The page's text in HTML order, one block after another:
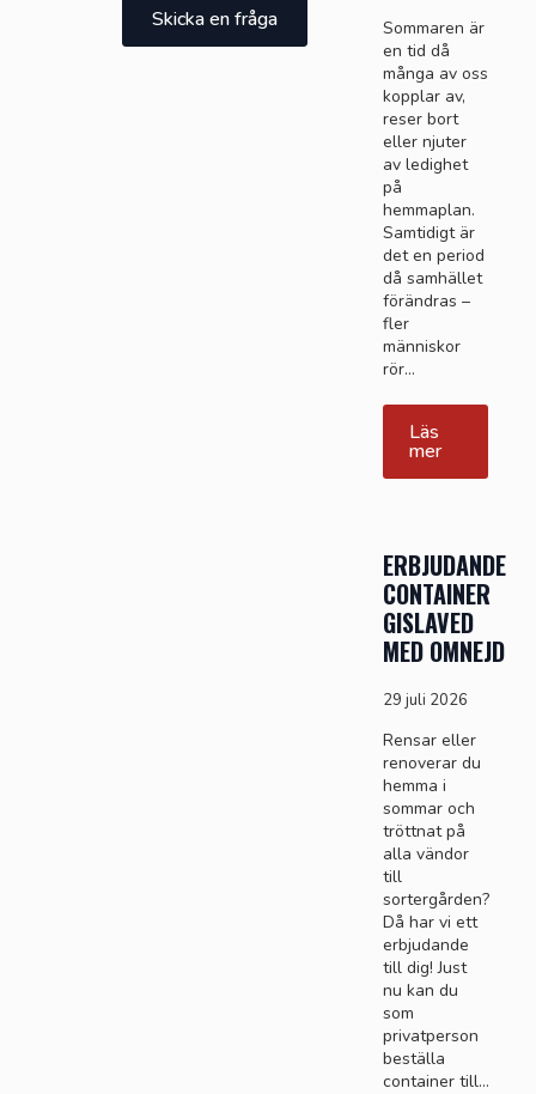
Skicka en fråga
Sommaren är
en tid då
många av oss
kopplar av,
reser bort
eller njuter
av ledighet
på
hemmaplan.
Samtidigt är
det en period
då samhället
förändras –
fler
människor
rör…
Läs
mer
ERBJUDANDE
CONTAINER
GISLAVED
MED OMNEJD
29 juli 2026
Rensar eller
renoverar du
hemma i
sommar och
tröttnat på
alla vändor
till
sortergården?
Då har vi ett
erbjudande
till dig! Just
nu kan du
som
privatperson
beställa
container till…